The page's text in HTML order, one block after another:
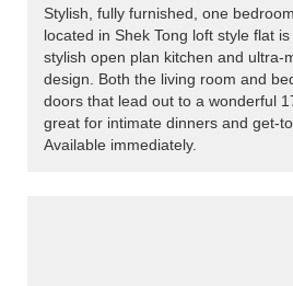
Stylish, fully furnished, one
located in Shek Tong loft style flat
stylish open plan kitchen and ultra-
design. Both the living room and
doors that lead out to a wonderful
great for intimate dinners and get-
Available immediately.